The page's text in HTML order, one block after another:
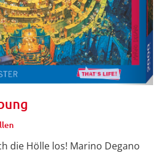
die Hölle los! Marino Degano